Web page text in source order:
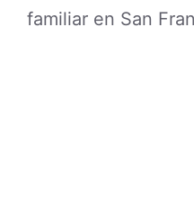
familiar en San